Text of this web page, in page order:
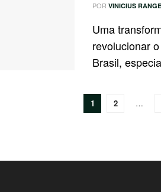
POR VINICIUS
Uma
revolucionar
Brasil,
1 2 …